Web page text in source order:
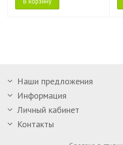
Наши предложения
Информация
Личный кабинет
Контакты